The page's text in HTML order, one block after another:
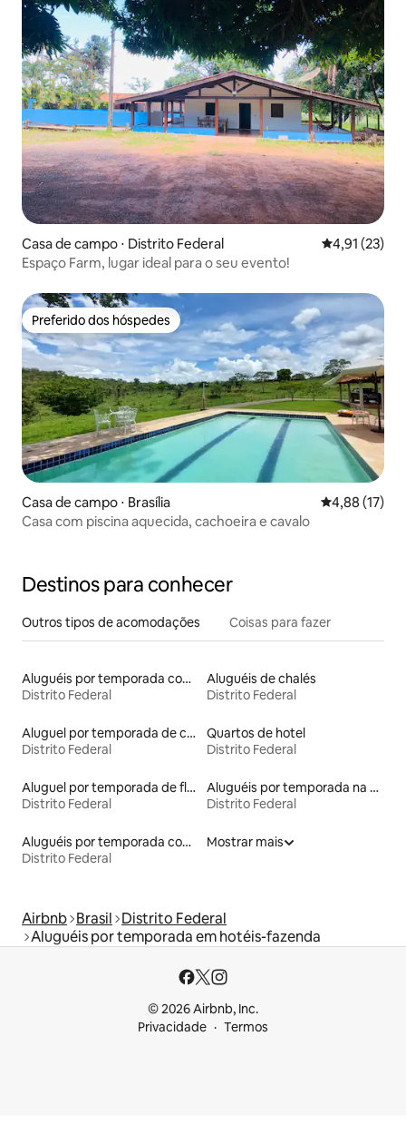
Casa de campo ⋅ Distrito Federal 4,91 de uma
4,91 (23)
Espaço Farm, lugar ideal para o seu evento!
Preferido dos hóspedes
Preferido dos hóspedes
Casa de campo ⋅ Brasília 4,88 de uma
4,88 (17)
Casa com piscina aquecida, cachoeira e cavalo
Destinos para conhecer
Outros tipos de acomodações Coisas para fazer
Aluguéis por temporada com suítes privativas
Distrito Federal
Aluguéis de chalés
Distrito Federal
Aluguel por temporada de casas na terra
Distrito Federal
Quartos de hotel
Distrito Federal
Aluguel por temporada de flats
Distrito Federal
Aluguéis por temporada na orla
Distrito Federal
Aluguéis por temporada com café da manhã
Distrito Federal
Mostrar mais
Airbnb Brasil Distrito Federal
Aluguéis por temporada em hotéis-fazenda
© 2026 Airbnb, Inc.
Privacidade
Termos